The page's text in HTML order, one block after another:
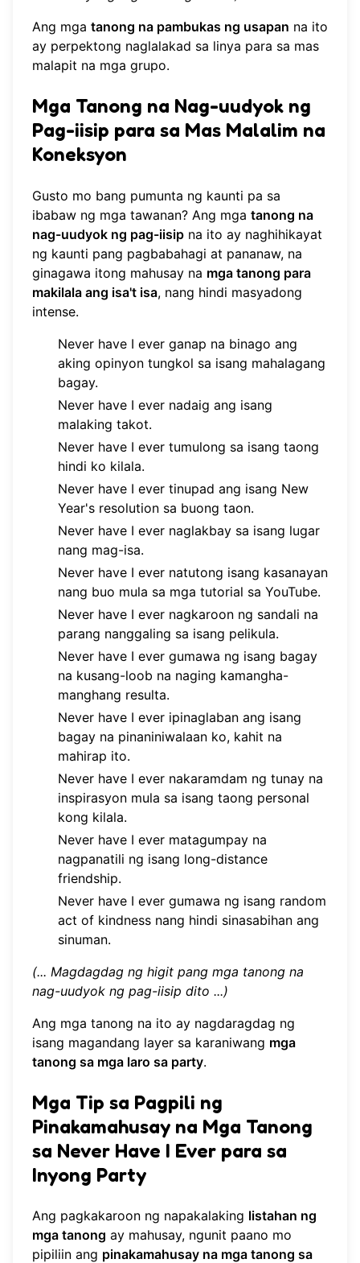
Ang mga tanong na pambukas ng usapan na ito
ay perpektong naglalakad sa linya para sa mas
malapit na mga grupo.
Mga Tanong na Nag-uudyok ng
Pag-iisip para sa Mas Malalim na
Koneksyon
Gusto mo bang pumunta ng kaunti pa sa
ibabaw ng mga tawanan? Ang mga tanong na
nag-uudyok ng pag-iisip na ito ay naghihikayat
ng kaunti pang pagbabahagi at pananaw, na
ginagawa itong mahusay na mga tanong para
makilala ang isa't isa, nang hindi masyadong
intense.
Never have I ever ganap na binago ang
aking opinyon tungkol sa isang mahalagang
bagay.
Never have I ever nadaig ang isang
malaking takot.
Never have I ever tumulong sa isang taong
hindi ko kilala.
Never have I ever tinupad ang isang New
Year's resolution sa buong taon.
Never have I ever naglakbay sa isang lugar
nang mag-isa.
Never have I ever natutong isang kasanayan
nang buo mula sa mga tutorial sa YouTube.
Never have I ever nagkaroon ng sandali na
parang nanggaling sa isang pelikula.
Never have I ever gumawa ng isang bagay
na kusang-loob na naging kamangha-
manghang resulta.
Never have I ever ipinaglaban ang isang
bagay na pinaniniwalaan ko, kahit na
mahirap ito.
Never have I ever nakaramdam ng tunay na
inspirasyon mula sa isang taong personal
kong kilala.
Never have I ever matagumpay na
nagpanatili ng isang long-distance
friendship.
Never have I ever gumawa ng isang random
act of kindness nang hindi sinasabihan ang
sinuman.
(... Magdagdag ng higit pang mga tanong na
nag-uudyok ng pag-iisip dito ...)
Ang mga tanong na ito ay nagdaragdag ng
isang magandang layer sa karaniwang mga
tanong sa mga laro sa party.
Mga Tip sa Pagpili ng
Pinakamahusay na Mga Tanong
sa Never Have I Ever para sa
Inyong Party
Ang pagkakaroon ng napakalaking listahan ng
mga tanong ay mahusay, ngunit paano mo
pipiliin ang pinakamahusay na mga tanong sa